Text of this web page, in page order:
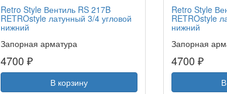
Retro Style Вентиль RS 217B
RETROstyle латунный 3/4 угловой
нижний
Запорная арматура
4700 ₽
В корзину
Retro Style
RETROstyle
нижний
Запорная
4700 ₽